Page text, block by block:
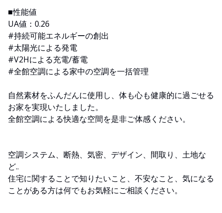
■性能値
UA値：0.26
#持続可能エネルギーの創出
#太陽光による発電
#V2Hによる充電/蓄電
#全館空調による家中の空調を一括管理
自然素材をふんだんに使用し、体も心も健康的に過ごせる
お家を実現いたしました。
全館空調による快適な空間を是非ご体感ください。
空調システム、断熱、気密、デザイン、間取り、土地な
ど..
住宅に関することで知りたいこと、不安なこと、気になる
ことがある方は何でもお気軽にご相談ください。